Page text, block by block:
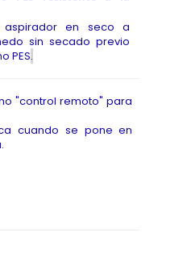
en seco a
sin secado previo
PES.
"control remoto" para
cuando se pone en